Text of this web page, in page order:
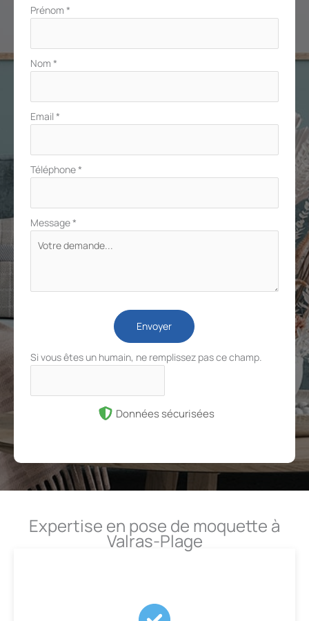
Formulaire
Prénom *
Nom *
Email *
Téléphone*
Message*
Envoyer
Si vous êtes un humain, ne remplissez pas ce champ.
Données sécurisées
Expertise en pose de moquette à
Valras-Plage